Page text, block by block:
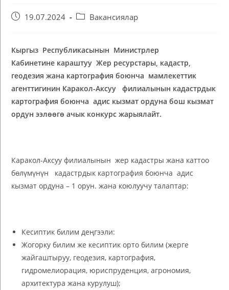
19.07.2024 Вакансиялар
Кыргыз Республикасынын Министрлер
Кабинетине караштуу Жер ресурстары, кадастр,
геодезия жана картография боюнча мамлекеттик
агенттигинин Каракол-Аксуу филиалынын кадастрдык
картография боюнча адис кызмат ордуна бош кызмат
ордун ээлөөгө ачык конкурс жарыялайт.
Каракол-Аксуу филиалынын жер кадастры жана каттоо
бөлүмүнүн кадастрдык картография боюнча адис
кызмат ордуна – 1 орун. жана коюлуучу талаптар:
Кесиптик билим деңгээли:
Жогорку билим же кесиптик орто билим (жерге
жайгаштыруу, геодезия, картография,
гидромелиорация, юриспруденция, агрономия,
архитектура жана курулуш);